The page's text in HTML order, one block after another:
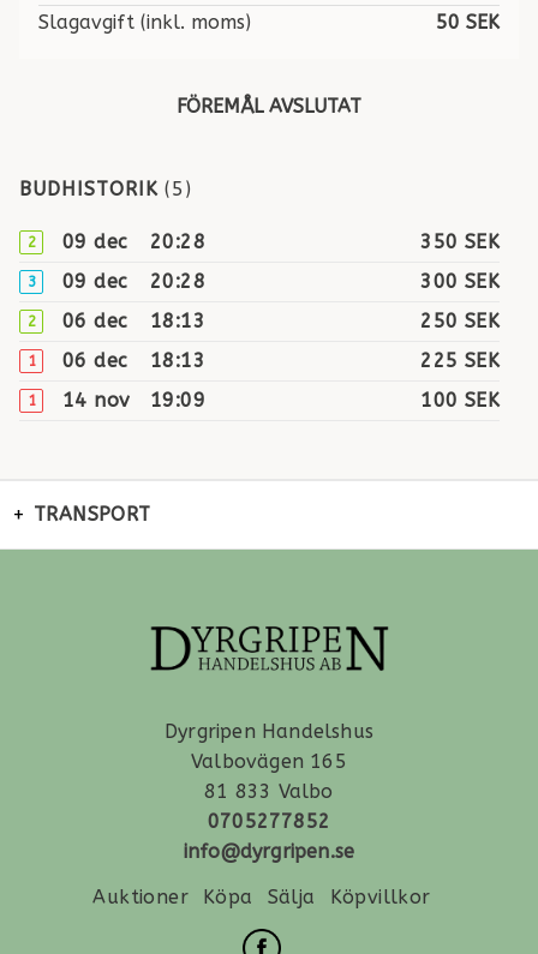
Slagavgift (inkl. moms)
50 SEK
FÖREMÅL AVSLUTAT
BUDHISTORIK (5 )
2 09 dec 20:28 350 SEK
3 09 dec 20:28 300 SEK
2 06 dec 18:13 250 SEK
1 06 dec 18:13 225 SEK
1 14 nov 19:09 100 SEK
TRANSPORT
Dyrgripen Handelshus
Valbovägen 165
81 833 Valbo
0705277852
info@dyrgripen.se
Auktioner Köpa Sälja Köpvillkor